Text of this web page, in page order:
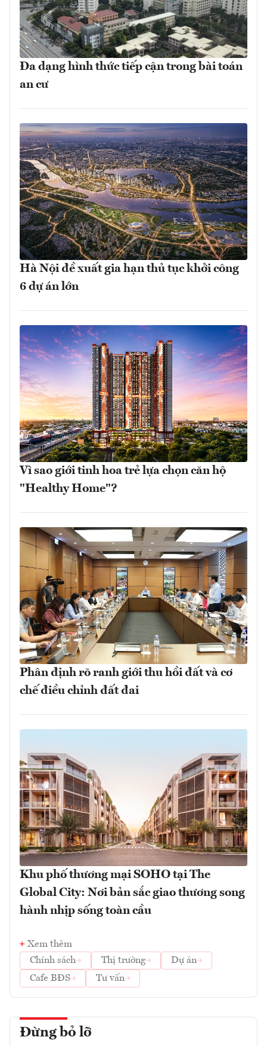
Đa dạng hình thức tiếp cận trong bài toán
an cư
Hà Nội đề xuất gia hạn thủ tục khởi công
6 dự án lớn
Vì sao giới tinh hoa trẻ lựa chọn căn hộ
"Healthy Home"?
Phân định rõ ranh giới thu hồi đất và cơ
chế điều chỉnh đất đai
Khu phố thương mại SOHO tại The
Global City: Nơi bản sắc giao thương song
hành nhịp sống toàn cầu
Xem thêm
Chính sách
Thị trường
Dự án
Cafe BĐS
Tư vấn
Đừng bỏ lỡ